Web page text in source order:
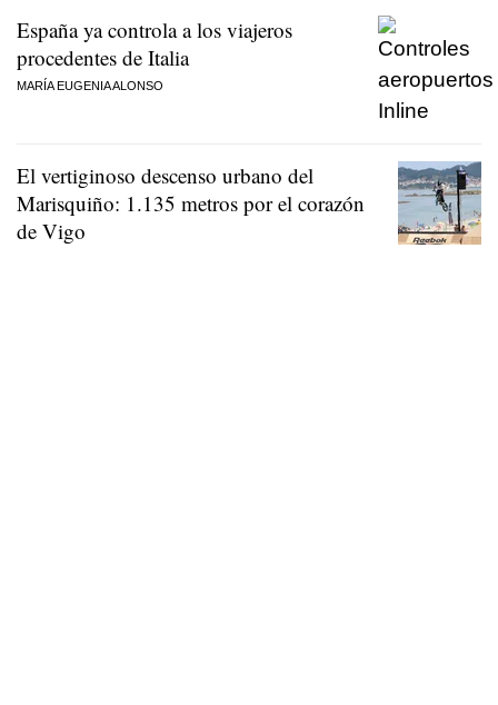
España ya controla a los viajeros
procedentes de Italia
MARÍA EUGENIA ALONSO
El vertiginoso descenso urbano del
Marisquiño: 1.135 metros por el corazón
de Vigo